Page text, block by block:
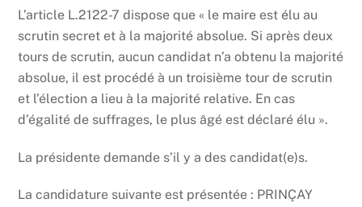
L’article L.2122-7 dispose que « le maire est élu au
scrutin secret et à la majorité absolue. Si après deux
tours de scrutin, aucun candidat n’a obtenu la majorité
absolue, il est procédé à un troisième tour de scrutin
et l’élection a lieu à la majorité relative. En cas
d’égalité de suffrages, le plus âgé est déclaré élu ».
La présidente demande s’il y a des candidat(e)s.
La candidature suivante est présentée : PRINÇAY